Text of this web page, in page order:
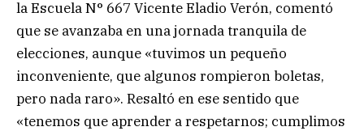
la Escuela N° 667 Vicente Eladio Verón, comentó
que se avanzaba en una jornada tranquila de
elecciones, aunque «tuvimos un pequeño
inconveniente, que algunos rompieron boletas,
pero nada raro». Resaltó en ese sentido que
«tenemos que aprender a respetarnos; cumplimos